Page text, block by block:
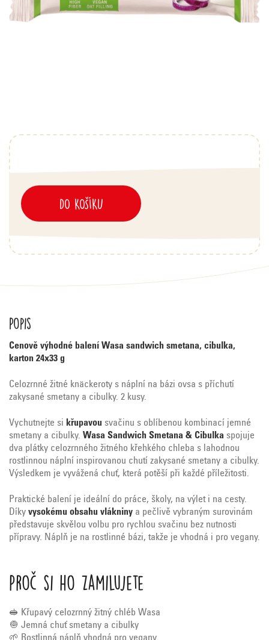
DO KOŠÍKU
Popis
Cenově výhodné balení Wasa sandwich smetana, cibulka,
karton 24x33 g
Celozrnné žitné knäckeroty s náplní na bázi ovsa s příchutí
zakysané smetany a cibulky. 2 kusy.
Vychutnejte si křupavou svačinu s oblíbenou kombinací jemné
smetany a cibulky. Wasa Sandwich Smetana & Cibulka spojuje
dva plátky celozrnného žitného křehkého chleba s lahodnou
rostlinnou náplní inspirovanou chutí zakysané smetany a cibulky.
Výsledkem je vyvážená chuť, která potěší při každé příležitosti.
Praktické balení je ideální do práce, školy, na výlet i na cesty.
Díky vysokému obsahu vlákniny a pečlivě vybraným surovinám
představuje skvělou volbu pro rychlou svačinu bez nutnosti
přípravy. Náplň je na rostlinné bázi, takže je vhodná i pro vegany.
Proč si ho zamilujete
🥪 Křupavý celozrnný žitný chléb Wasa
🧅 Jemná chuť smetany a cibulky